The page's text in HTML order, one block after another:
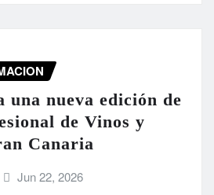
una nueva edición de
de Vinos y
Canaria
Jun 22, 2026